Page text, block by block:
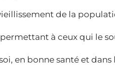
de la
permettant à ceux qui le
en bonne santé et dans